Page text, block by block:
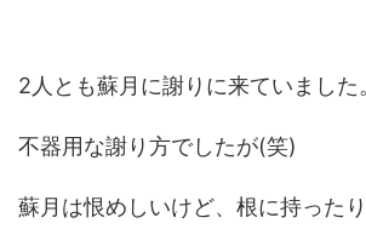
2人とも蘇月に謝りに来ていました
不器用な謝り方でしたが(笑)
蘇月は恨めしいけど、根に持った